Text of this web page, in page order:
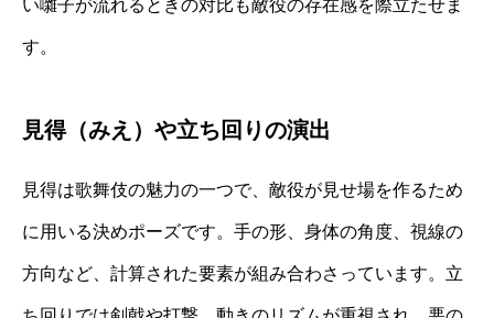
い囃子が流れるときの対比も敵役の存在感を際立たせま
す。
見得（みえ）や立ち回りの演出
見得は歌舞伎の魅力の一つで、敵役が見せ場を作るため
に用いる決めポーズです。手の形、身体の角度、視線の
方向など、計算された要素が組み合わさっています。立